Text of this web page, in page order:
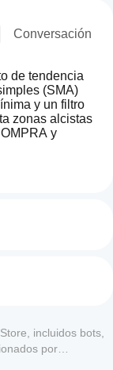
Conversación
de tendencia
(SMA)
y un filtro
zonas alcistas
y
incluidos bots,
por
con